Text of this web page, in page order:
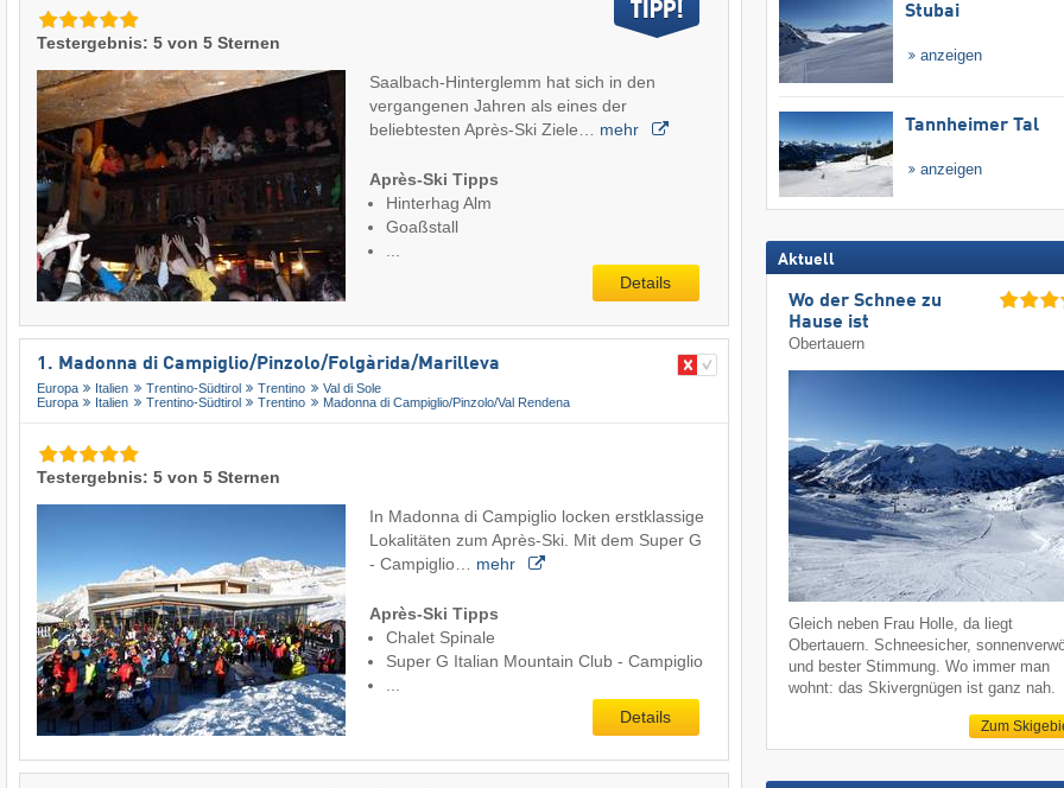
Testergebnis: 5 von 5 Sternen
Saalbach-Hinterglemm hat sich in den
vergangenen Jahren als eines der
beliebtesten Après-Ski Ziele… mehr
Après-Ski Tipps
Hinterhag Alm
Goaßstall
Details
1. Madonna di Campiglio/​Pinzolo/​Folgàrida/​Marilleva
Europa Italien Trentino-Südtirol Trentino
Val di Sole
Europa
Italien Trentino-Südtirol Trentino Madonna di Campiglio/​Pinzolo/​Val Rendena
Testergebnis: 5 von 5 Sternen
In Madonna di Campiglio locken erstklassige
Lokalitäten zum Après-Ski. Mit dem Super G
- Campiglio… mehr
Après-Ski Tipps
Chalet Spinale
Super G Italian Mountain Club - Campiglio
...
Details
Stubai
anzeigen
Tannheimer Tal
anzeigen
Aktuell
Wo der Schnee zu
Hause ist
Obertauern
Gleich neben Frau Holle, da liegt
Obertauern. Schneesicher,
und bester Stimmung. Wo immer man
wohnt: das Skivergnügen ist ganz nah.
Zum